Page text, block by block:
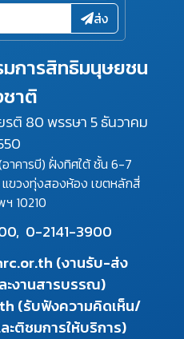
การสิทธิมนุษยชน
าติ
รติ 80 พรรษา 5 ธันวาคม
าคารบี) ฝั่งทิศใต้ ชั้น 6-7
ขวงทุ่งสองห้อง เขตหลักสี่
10210
0-2141-3900
(งานรับ-ส่ง
ะงานสารบรรณ)
(รับฟังความคิดเห็น/
ะติชมการให้บริการ)
ส่ง